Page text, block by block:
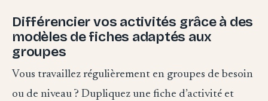
Différencier vos activités grâce à des
modèles de fiches adaptés aux
groupes
Vous travaillez régulièrement en groupes de besoin
ou de niveau ? Dupliquez une fiche d’activité et